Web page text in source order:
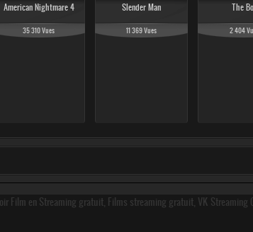
American Nightmare 4
35 310 Vues
Slender Man
11 369 Vues
The
2 404
Film en Streaming gratuit, Films streaming gratuit, VK Streaming